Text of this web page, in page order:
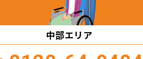
中部エリア